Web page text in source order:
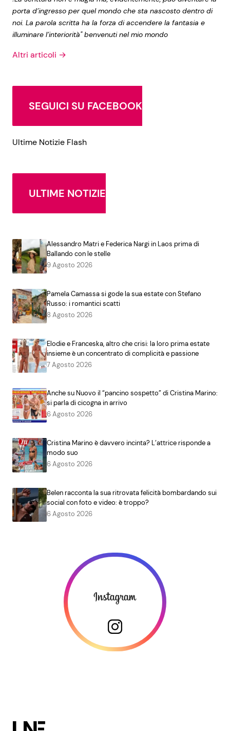
porta d’ingresso per quel mondo che sta nascosto dentro di
noi. La parola scritta ha la forza di accendere la fantasia e
illuminare l’interiorità" benvenuti nel mio mondo
Altri articoli →
SEGUICI SU FACEBOOK
Ultime Notizie Flash
ULTIME NOTIZIE
Alessandro Matri e Federica Nargi in Laos prima di
Ballando con le stelle
9 Agosto 2026
Pamela Camassa si gode la sua estate con Stefano
Russo: i romantici scatti
8 Agosto 2026
Elodie e Franceska, altro che crisi: la loro prima estate
insieme è un concentrato di complicità e passione
7 Agosto 2026
Anche su Nuovo il “pancino sospetto” di Cristina Marino:
si parla di cicogna in arrivo
6 Agosto 2026
Cristina Marino è davvero incinta? L’attrice risponde a
modo suo
6 Agosto 2026
Belen racconta la sua ritrovata felicità bombardando sui
social con foto e video: è troppo?
6 Agosto 2026